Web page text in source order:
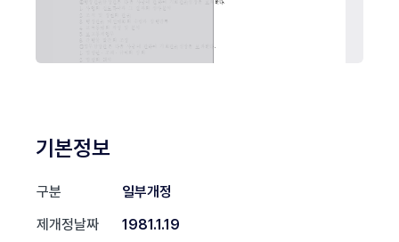
기본정보
구분
일부개정
제개정날짜
1981.1.19